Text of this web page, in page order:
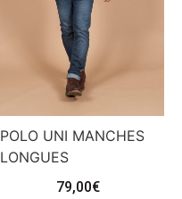
POLO UNI MANCHES
LONGUES
79,00€